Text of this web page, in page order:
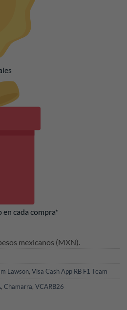
en cada compra*
mexicanos (MXN).
Lawson, Visa Cash App RB F1 Team
, Chamarra, VCARB26